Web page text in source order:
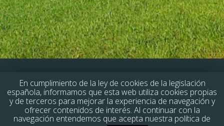
ByWaysIT Tech Global Solutions| © 2014
En cumplimiento de la ley de cookies de la legislación
española, informamos que esta web utiliza cookies propias
y de terceros para mejorar la experiencia de navegación y
ofrecer contenidos de interés. Al continuar con la
navegación entendemos que acepta nuestra política de